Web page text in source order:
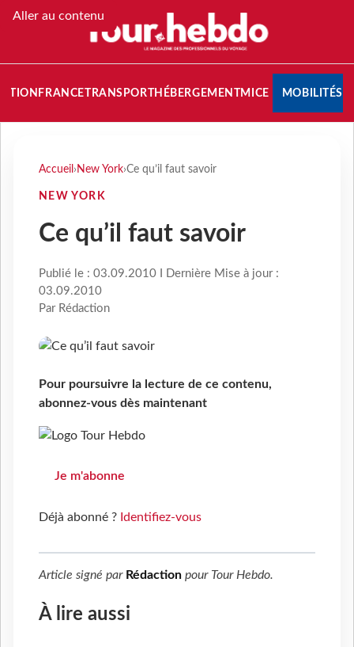
Aller au contenu
FRANCETRANSPORT HÉBERGEMENTMICE MOBILITÉS
Accueil › New York›Ce qu’il faut savoir
NEW YORK
Ce qu’il faut savoir
Publié le : 03.09.2010 I Dernière Mise à jour :
03.09.2010
Par Rédaction
Pour poursuivre la lecture de ce contenu,
abonnez-vous dès maintenant
Je m'abonne
Déjà abonné ? Identifiez-vous
Article signé par Rédaction pour Tour Hebdo.
À lire aussi